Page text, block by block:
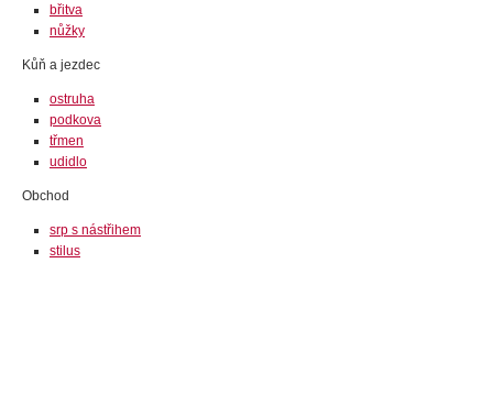
břitva
nůžky
Kůň a jezdec
ostruha
podkova
třmen
udidlo
Obchod
srp s nástřihem
stilus